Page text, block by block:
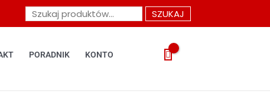
Szukaj: SZUKAJ
PORADNIK KONTO